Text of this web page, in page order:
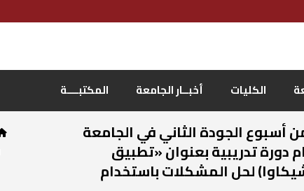
الكليات أخبــار الجامعة المكتبــــة
أسبوع الجودة الثاني في الجامعة
دورة تدريبية بعنوان «تطبيق
لحل المشكلات باستخدام